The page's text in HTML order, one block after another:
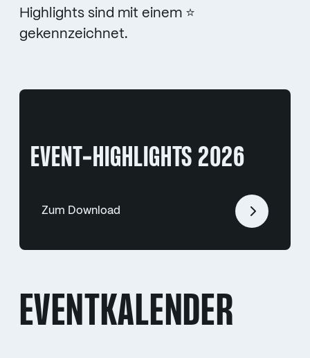
Highlights sind mit einem ⭐
gekennzeichnet.
EVENT-HIGHLIGHTS 2026
Zum Download
EVENTKALENDER